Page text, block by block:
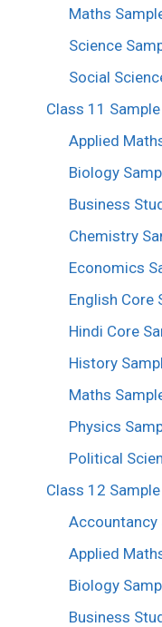
Maths
Science
Social
Class 11
Applied
Biology
Business
Chemistry
Economics
English Core
Hindi Core
History
Maths
Physics
Political
Class 12
Accountancy
Applied
Biology
Business